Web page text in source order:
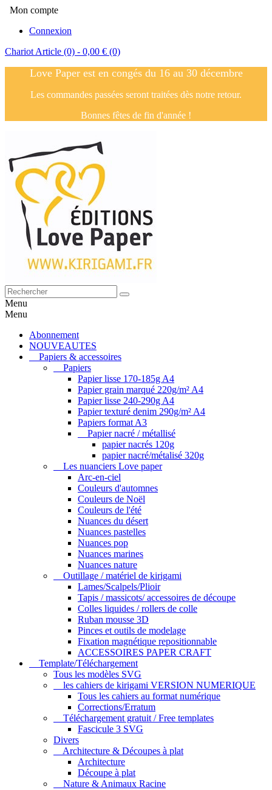
Mon compte
Connexion
Chariot Article (0) - 0,00 € (0)
Love Paper est en congés du 16 au 30 décembre
Les commandes passées seront traitées dès notre retour.
Bonnes fêtes de fin d'année !
Menu
Menu
Abonnement
NOUVEAUTES
Papiers & accessoires
Papiers
Papier lisse 170-185g A4
Papier grain marqué 220g/m² A4
Papier lisse 240-290g A4
Papier texturé denim 290g/m² A4
Papiers format A3
Papier nacré / métallisé
papier nacrés 120g
papier nacré/métalisé 320g
Les nuanciers Love paper
Arc-en-ciel
Couleurs d'automnes
Couleurs de Noël
Couleurs de l'été
Nuances du désert
Nuances pastelles
Nuances pop
Nuances marines
Nuances nature
Outillage / matériel de kirigami
Lames/Scalpels/Plioir
Tapis / massicots/ accessoires de découpe
Colles liquides / rollers de colle
Ruban mousse 3D
Pinces et outils de modelage
Fixation magnétique repositionnable
ACCESSOIRES PAPER CRAFT
Template/Téléchargement
Tous les modèles SVG
les cahiers de kirigami VERSION NUMERIQUE
Tous les cahiers au format numérique
Corrections/Erratum
Téléchargement gratuit / Free templates
Fascicule 3 SVG
Divers
Architecture & Découpes à plat
Architecture
Découpe à plat
Nature & Animaux Racine